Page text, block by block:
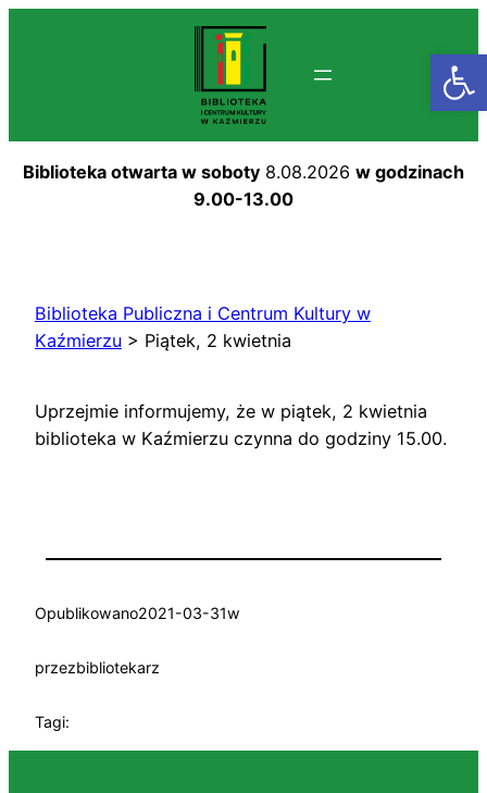
Biblioteka otwarta w soboty 8.08.2026 w godzinach
9.00-13.00
Biblioteka Publiczna i Centrum Kultury w
Kaźmierzu > Piątek, 2 kwietnia
Uprzejmie informujemy, że w piątek, 2 kwietnia
biblioteka w Kaźmierzu czynna do godziny 15.00.
Opublikowano2021-03-31w
przezbibliotekarz
Tagi: